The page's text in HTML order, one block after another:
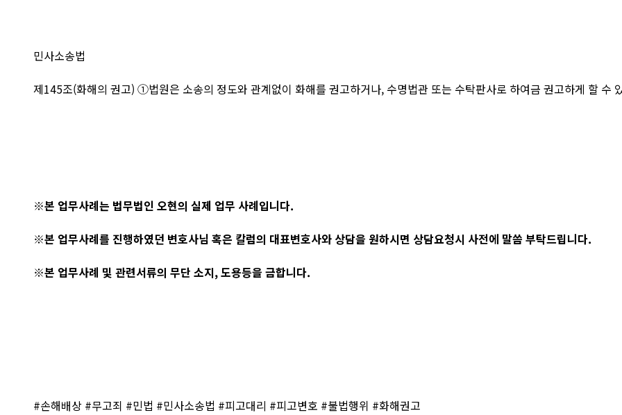
민사소송법
제145조(화해의 권고) ①법원은 소송의 정도와 관계없이 화해를 권고하거나, 수명법관 또는 수탁판사로 하여금 권고하게 할 수
※본 업무사례는 법무법인 오현의 실제 업무 사례입니다.
※본 업무사례를 진행하였던 변호사님 혹은 칼럼의 대표변호사와 상담을 원하시면 상담요청시 사전에 말씀 부탁드립니다.
※본 업무사례 및 관련서류의 무단 소지, 도용등을 금합니다.
#손해배상 #무고죄 #민법 #민사소송법 #피고대리 #피고변호 #불법행위 #화해권고